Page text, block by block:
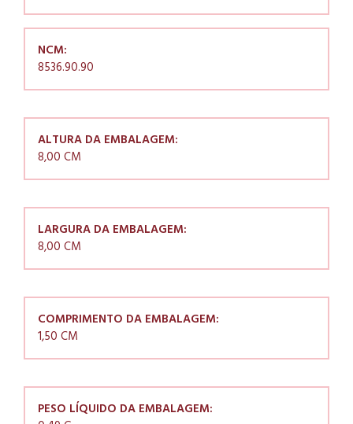
NCM:
8536.90.90
ALTURA DA EMBALAGEM:
8,00 CM
LARGURA DA EMBALAGEM:
8,00 CM
COMPRIMENTO DA EMBALAGEM:
1,50 CM
PESO LÍQUIDO DA EMBALAGEM: